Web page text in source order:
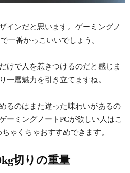
インだと思います。ゲーミングノ
一番かっこいいでしょう。
けで人を惹きつけるのだと感じま
一層魅力を引き立てますね。
るのはまた違った味わいがあるの
ーミングノートPCが欲しい人はこ
ゃくちゃおすすめできます。
切りの重量